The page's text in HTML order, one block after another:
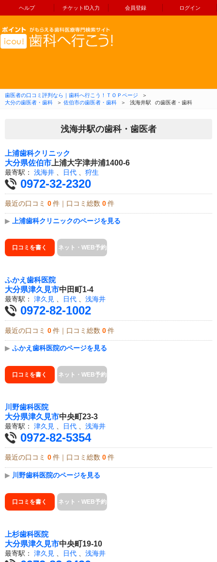
ヘルプ チケットID入力 会員登録 ログイン
コンテンツへ移動
歯医者の口コミ評判なら｜歯科へ行こう！ＴＯＰページ
＞
大分の歯医者・歯科
＞ 佐伯市の歯医者・歯科 ＞ 浅海井駅 の歯医者・歯科
浅海井駅の歯科・歯医者
上浦歯科クリニック
大分県佐伯市 上浦大字津井浦1400-6
最寄駅： 浅海井 日代 狩生
0972-32-2320
最近の口コミ 0 件｜口コミ総数 0 件
▶ 上浦歯科クリニックのページを見る
口コミを書く ネット・WEB予約
ふかえ歯科医院
大分県津久見市中田町1-4
最寄駅： 津久見 、 日代 、 浅海井
0972-82-1002
最近の口コミ 0 件｜口コミ総数 0 件
▶ ふかえ歯科医院のページを見る
口コミを書く ネット・WEB予約
川野歯科医院
大分県津久見市中央町23-3
最寄駅： 津久見 日代 浅海井
0972-82-5354
最近の口コミ 0 件｜口コミ総数 0 件
▶ 川野歯科医院のページを見る
口コミを書く ネット・WEB予約
上杉歯科医院
大分県津久見市中央町19-10
最寄駅： 津久見 日代 浅海井